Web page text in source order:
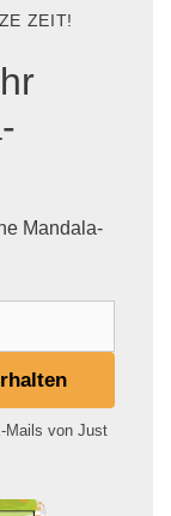
ZEIT!
Mandala-
Mails von Just